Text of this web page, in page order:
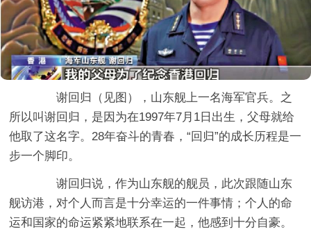
谢回归（见图），山东舰上一名海军官兵。之
所以叫谢回归，是因为在1997年7月1日出生，父母就给
他取了这名字。28年奋斗的青春，“回归”的成长历程是一
步一个脚印。
谢回归说，作为山东舰的舰员，此次跟随山东
舰访港，对个人而言是十分幸运的一件事情；个人的命
运和国家的命运紧紧地联系在一起，他感到十分自豪。